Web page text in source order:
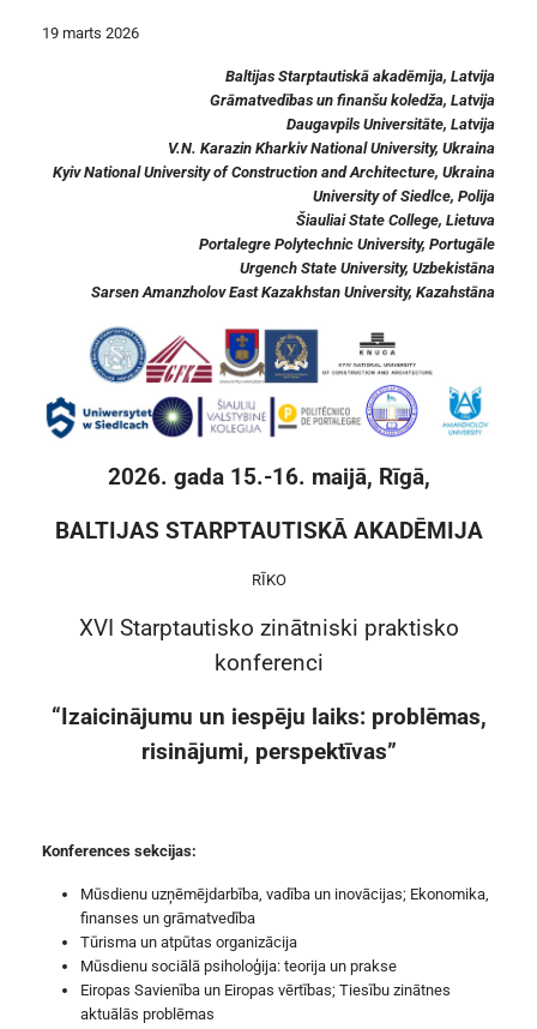
19 marts 2026
Baltijas Starptautiskā akadēmija, Latvija
Grāmatvedības un finanšu koledža, Latvija
Daugavpils Universitāte, Latvija
V.N. Karazin Kharkiv National University, Ukraina
Kyiv National University of Construction and Architecture, Ukraina
University of Siedlce, Polija
Šiauliai State College, Lietuva
Portalegre Polytechnic University, Portugāle
Urgench State University, Uzbekistāna
Sarsen Amanzholov East Kazakhstan University, Kazahstāna
2026. gada 15.-16. maijā, Rīgā,
BALTIJAS STARPTAUTISKĀ AKADĒMIJA
RĪKO
XVI Starptautisko zinātniski praktisko
konferenci
“Izaicinājumu un iespēju laiks: problēmas,
risinājumi, perspektīvas”
Konferences sekcijas:
Mūsdienu uzņēmējdarbība, vadība un inovācijas; Ekonomika,
finanses un grāmatvedība
Tūrisma un atpūtas organizācija
Mūsdienu sociālā psiholoģija: teorija un prakse
Eiropas Savienība un Eiropas vērtības; Tiesību zinātnes
aktuālās problēmas